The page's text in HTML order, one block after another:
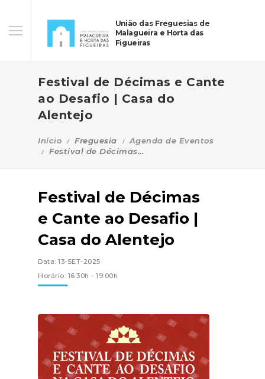
União das Freguesias de
Malagueira e Horta das
Figueiras
Festival de Décimas e Cante
ao Desafio | Casa do
Alentejo
Início Freguesia
Agenda de Eventos
Festival de Décimas...
Festival de Décimas
e Cante ao Desafio |
Casa do Alentejo
Data: 13-SET-2025
Horário: 16:30h - 19:00h